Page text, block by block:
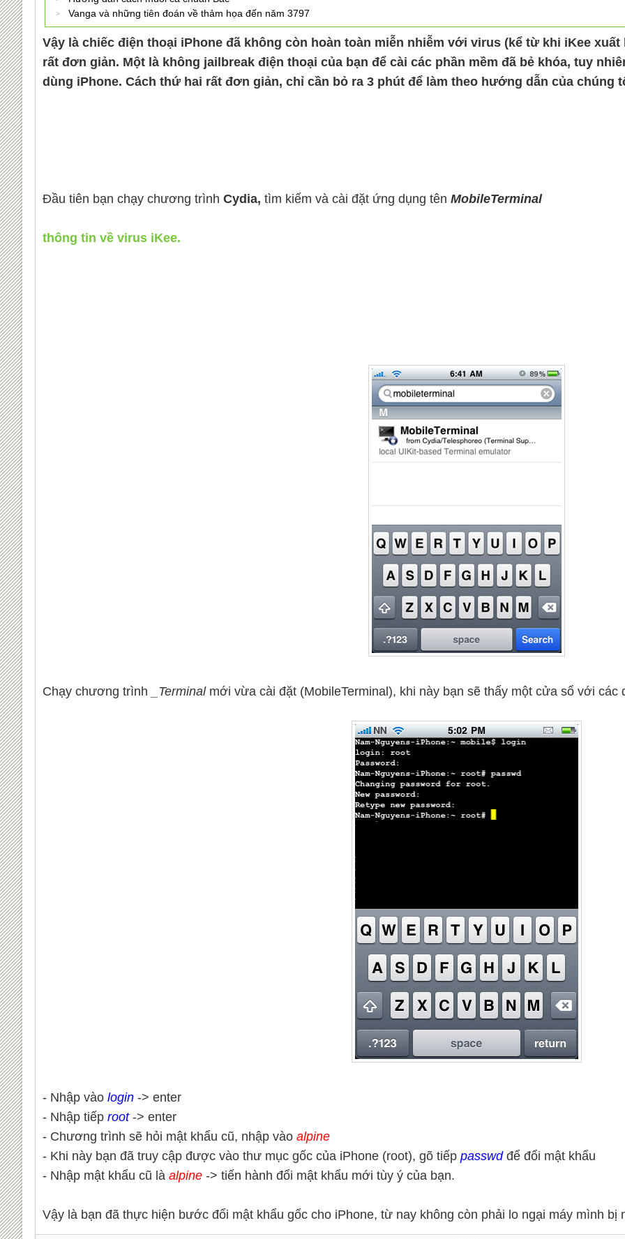
Vanga và những tiên đoán về thảm họa đến năm 3797
Vậy là chiếc điện thoại iPhone đã không còn hoàn toàn miễn nhiễm với virus (kể từ khi iKee
rất đơn giản. Một là không jailbreak điện thoại của bạn để cài các phần mềm đã bẻ khóa, tuy
dùng iPhone. Cách thứ hai rất đơn giản, chỉ cần bỏ ra 3 phút để làm theo hướng dẫn của chúng
Đầu tiên bạn chạy chương trình Cydia, tìm kiếm và cài đặt ứng dụng tên MobileTerminal
thông tin về virus iKee.
Chạy chương trình _Terminalmới vừa cài đặt (MobileTerminal), khi này bạn sẽ thấy một cửa sổ với các
- Nhập vào login-> enter
- Nhập tiếp root-> enter
- Chương trình sẽ hỏi mật khẩu cũ, nhập vào alpine
- Khi này bạn đã truy cập được vào thư mục gốc của iPhone (root), gõ tiếp passwdđể đổi mật khẩu
- Nhập mật khẩu cũ là alpine-> tiến hành đổi mật khẩu mới tùy ý của bạn.
Vậy là bạn đã thực hiện bước đổi mật khẩu gốc cho iPhone, từ nay không còn phải lo ngại máy mình bị